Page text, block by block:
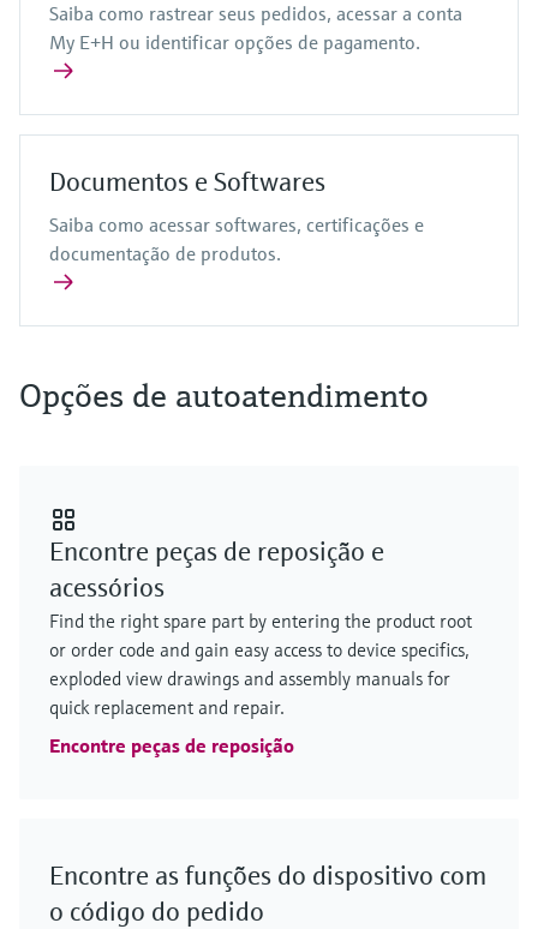
Saiba como rastrear seus pedidos, acessar a conta
My E+H ou identificar opções de pagamento.
Documentos e Softwares
Saiba como acessar softwares, certificações e
documentação de produtos.
Opções de autoatendimento
Encontre peças de reposição e
acessórios
Find the right spare part by entering the product root
or order code and gain easy access to device specifics,
exploded view drawings and assembly manuals for
quick replacement and repair.
Encontre peças de reposição
Encontre as funções do dispositivo com
o código do pedido